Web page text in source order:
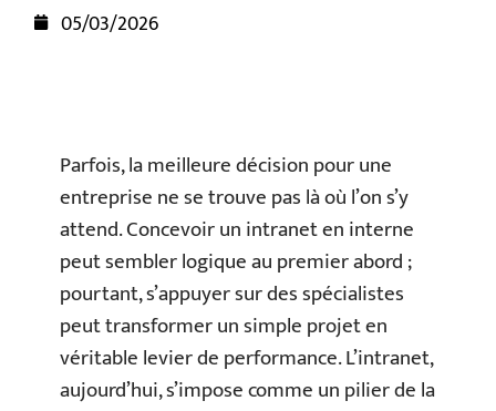
05/03/2026
Parfois, la meilleure décision pour une
entreprise ne se trouve pas là où l’on s’y
attend. Concevoir un intranet en interne
peut sembler logique au premier abord ;
pourtant, s’appuyer sur des spécialistes
peut transformer un simple projet en
véritable levier de performance. L’intranet,
aujourd’hui, s’impose comme un pilier de la